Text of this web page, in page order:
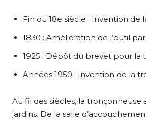
Fin du 18e siècle : Invention
1830 : Amélioration de l’outil
1925 : Dépôt du brevet pour la
Années 1950 : Invention de la
Au fil des siècles, la
jardins. De la salle